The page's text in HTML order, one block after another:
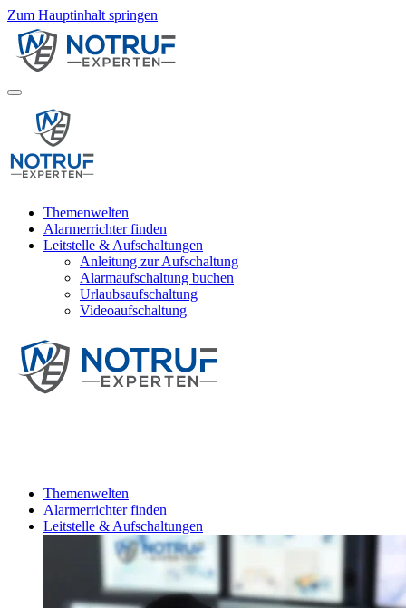
Zum Hauptinhalt springen
Themenwelten
Alarmerrichter finden
Leitstelle & Aufschaltungen
Anleitung zur Aufschaltung
Alarmaufschaltung buchen
Urlaubsaufschaltung
Videoaufschaltung
Themenwelten
Alarmerrichter finden
Leitstelle & Aufschaltungen